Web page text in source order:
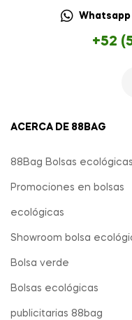
+52
ACERCA DE 88BAG
88Bag Bolsas ecológicas
Promociones en bolsas
ecológicas
Showroom bolsa
Bolsa verde
Bolsas ecológicas
publicitarias 88bag